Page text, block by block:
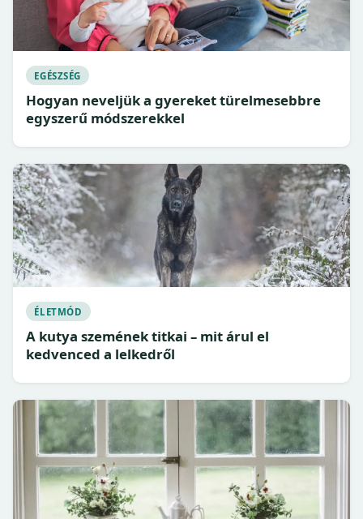
EGÉSZSÉG
Hogyan neveljük a gyereket türelmesebbre
egyszerű módszerekkel
ÉLETMÓD
A kutya szemének titkai – mit árul el
kedvenced a lelkedről